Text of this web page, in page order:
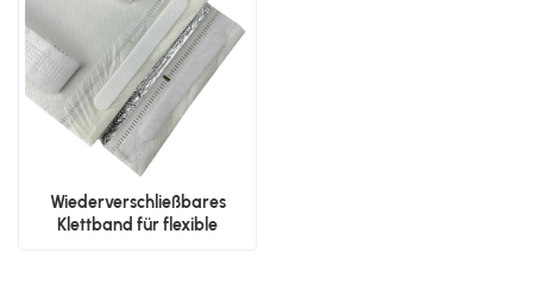
Wiederverschließbares
Klettband für flexible